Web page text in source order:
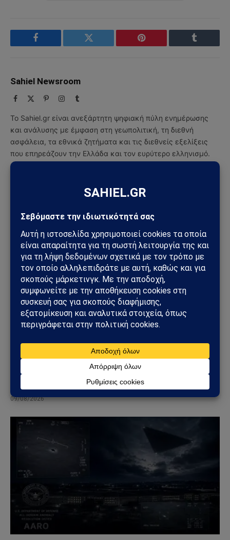
Facebook Twitter Pinterest Tumblr
Sahiel Newsroom
Facebook PinterestInstagram
Tumblr
Το Sahiel.gr είναι ανεξάρτητη ψηφιακή πύλη ενημέρωσης
και ανάλυσης με έμφαση στη γεωπολιτική, τη διεθνή
ασφάλεια, τα εθνικά ζητήματα και τις διεθνείς εξελίξεις
που επηρεάζουν την Ελλάδα και τον ευρύτερο ελληνισμό.
Φλέγεται το πακιστανικά ελεγχόμενο Κασμίρ:
Νεκροί, συγκρούσεις και εκλογές υπό τη σκιά
μιας βαθιάς κρίσης
09/08/2026